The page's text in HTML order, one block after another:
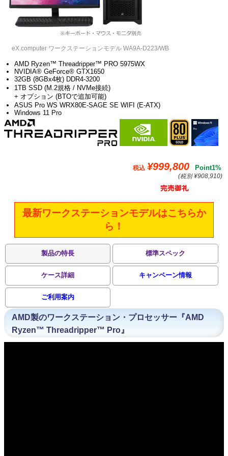
eX.computer ワークステーションモデル WA9A-D223/WB
AMD Ryzen™ Threadripper™ PRO 5975WX
NVIDIA® GeForce® GTX1650
32GB (8GBx4枚) DDR4-3200
1TB SSD (M.2規格 / NVMe接続)
+ オプション (BTOで追加可能)
ASUS Pro WS WRX80E-SAGE SE WIFI (E-ATX)
Windows 11 Pro
税込 ¥999,800 Point1%
(税別 ¥908,910)
最新ワークステーションモデルはこちらか
ら！
製品の特長 標準スペック
ケース詳細 キャンペーン情報
ご利用案内
AMD製のワークステーション・プロセッサー『AMD
Ryzen™ Threadripper™ Pro』